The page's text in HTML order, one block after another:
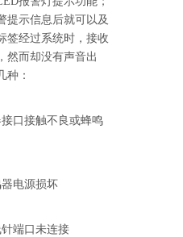
提示信息后就可以及
签经过系统时，接收
然而却没有声音出
种：
口接触不良或蜂鸣
电源损坏
端口未连接